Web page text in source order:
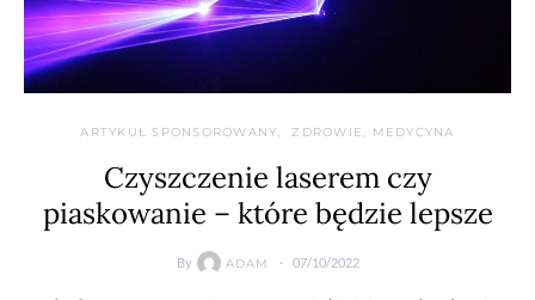
ARTYKUŁ SPONSOROWANY ZDROWIE, MEDYCYNA
Czyszczenie laserem czy
piaskowanie – które będzie lepsze
By ADAM 07/10/2022